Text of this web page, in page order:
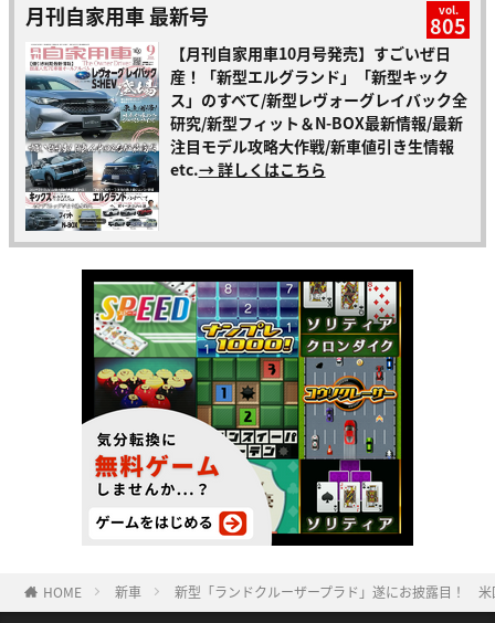
月刊自家用車 最新号 vol.
805
【月刊自家用車10月号発売】すごいぜ日
産！「新型エルグランド」「新型キック
ス」のすべて/新型レヴォーグレイバック全
研究/新型フィット＆N-BOX最新情報/最新
注目モデル攻略大作戦/新車値引き生情報
etc.→ 詳しくはこちら
HOME 新車 新型「ランドクルーザープラド」遂にお披露目！